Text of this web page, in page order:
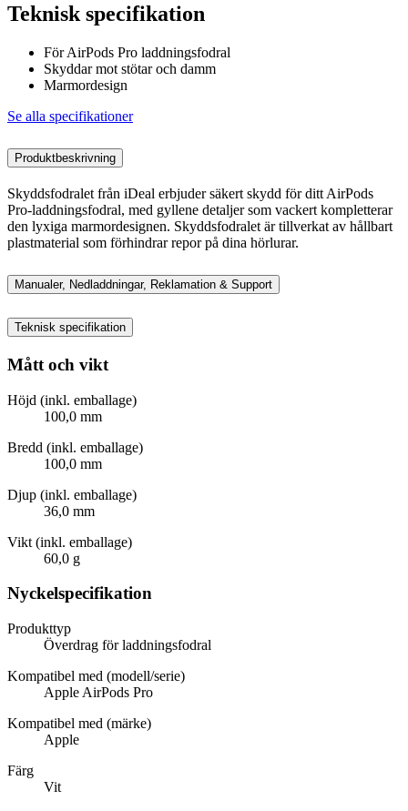
Teknisk specifikation
För AirPods Pro laddningsfodral
Skyddar mot stötar och damm
Marmordesign
Se alla specifikationer
Produktbeskrivning
Skyddsfodralet från iDeal erbjuder säkert skydd för ditt AirPods
Pro-laddningsfodral, med gyllene detaljer som vackert kompletterar
den lyxiga marmordesignen. Skyddsfodralet är tillverkat av hållbart
plastmaterial som förhindrar repor på dina hörlurar.
Manualer, Nedladdningar, Reklamation & Support
Teknisk specifikation
Mått och vikt
Höjd (inkl. emballage)
100,0 mm
Bredd (inkl. emballage)
100,0 mm
Djup (inkl. emballage)
36,0 mm
Vikt (inkl. emballage)
60,0 g
Nyckelspecifikation
Produkttyp
Överdrag för laddningsfodral
Kompatibel med (modell/serie)
Apple AirPods Pro
Kompatibel med (märke)
Apple
Färg
Vit